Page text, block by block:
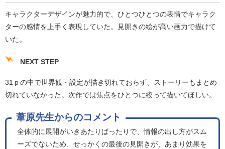
キャラクターデザインが魅力的で、ひとつひとつの表情でキャラク
ターの感情を上手く表現していた。見開きの絵が高い画力で描けて
いた。
NEXT STEP
31ｐの中で世界観・設定が描き切れておらず、ストーリーもまとめ
切れていなかった。次作では焦点をひとつに絞って描いてほしい。
葦原先生からのコメント
全体的に展開がいきあたりばったりで、情報の出し方がスム
ーズでないため、せっかくの最後の見開きが、あまり効果を